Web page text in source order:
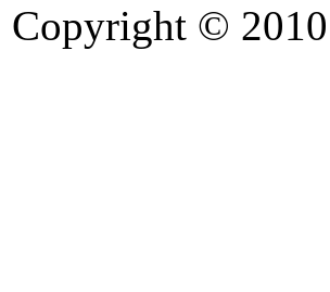
Copyright ©